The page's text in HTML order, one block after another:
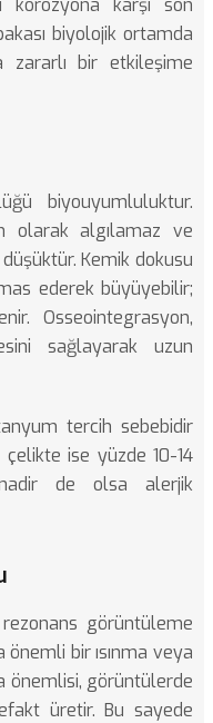
korozyona karşı son
biyolojik ortamda
zararlı bir etkileşime
biyouyumluluktur.
olarak algılamaz ve
Kemik dokusu
ederek büyüyebilir;
Osseointegrasyon,
sağlayarak uzun
tercih sebebidir
ise yüzde 10-14
de olsa alerjik
görüntüleme
önemli bir ısınma veya
önemlisi, görüntülerde
üretir. Bu sayede